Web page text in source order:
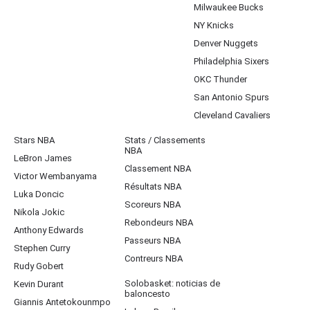
Milwaukee Bucks
NY Knicks
Denver Nuggets
Philadelphia Sixers
OKC Thunder
San Antonio Spurs
Cleveland Cavaliers
Stars NBA
LeBron James
Victor Wembanyama
Luka Doncic
Nikola Jokic
Anthony Edwards
Stephen Curry
Rudy Gobert
Kevin Durant
Giannis Antetokounmpo
Stats / Classements
NBA
Classement NBA
Résultats NBA
Scoreurs NBA
Rebondeurs NBA
Passeurs NBA
Contreurs NBA
Solobasket: noticias de
baloncesto